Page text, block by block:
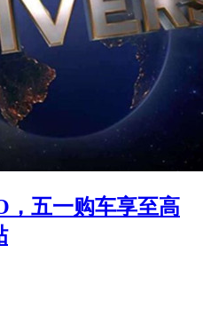
，五一购车享至高